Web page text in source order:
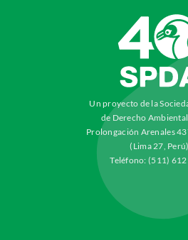
Un proyecto de la
de Derecho
Prolongación Arenales
(Lima 27, Perú)
Teléfono: (511)